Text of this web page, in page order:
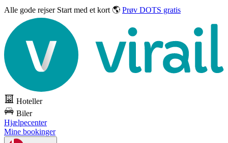
Alle gode rejser Start med et kort 🌎 Prøv DOTS gratis
Hoteller
Biler
Hjælpecenter
Mine bookinger